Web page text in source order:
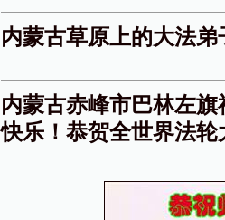
内蒙古草原上的大法
内蒙古赤峰市巴林左
快乐！恭贺全世界法轮